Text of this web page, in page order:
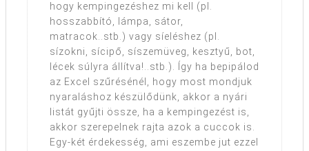
hogy kempingezéshez mi kell (pl.
hosszabbító, lámpa, sátor,
matracok..stb.) vagy síeléshez (pl.
sízokni, sícipő, síszemüveg, kesztyű, bot,
lécek súlyra állítva!..stb.). Így ha bepipálod
az Excel szűrésénél, hogy most mondjuk
nyaraláshoz készülődünk, akkor a nyári
listát gyűjti össze, ha a kempingezést is,
akkor szerepelnek rajta azok a cuccok is.
Egy-két érdekesség, ami eszembe jut ezzel